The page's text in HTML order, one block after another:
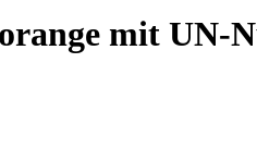
mit UN-